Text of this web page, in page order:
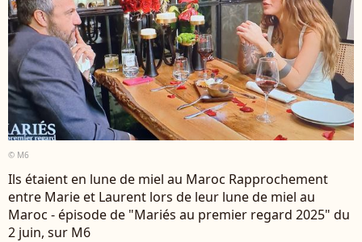
© M6
Ils étaient en lune de miel au Maroc Rapprochement
entre Marie et Laurent lors de leur lune de miel au
Maroc - épisode de "Mariés au premier regard 2025" du
2 juin, sur M6